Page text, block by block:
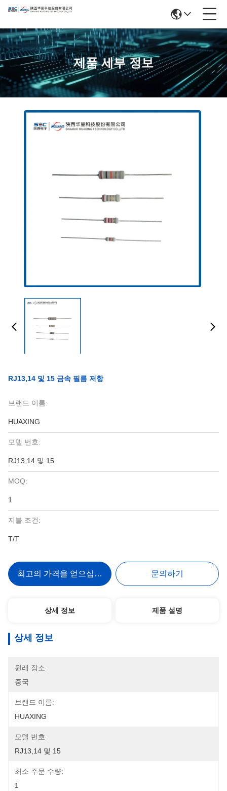
제품 세부 정보
RJ13,14 및 15 금속 필름 저항
브랜드 이름:
HUAXING
모델 번호:
RJ13,14 및 15
MOQ:
1
지불 조건:
T/T
최고의 가격을 얻으십시오 문의하기
상세 정보 제품 설명
상세 정보
원래 장소:
중국
브랜드 이름:
HUAXING
모델 번호:
RJ13,14 및 15
최소 주문 수량:
1